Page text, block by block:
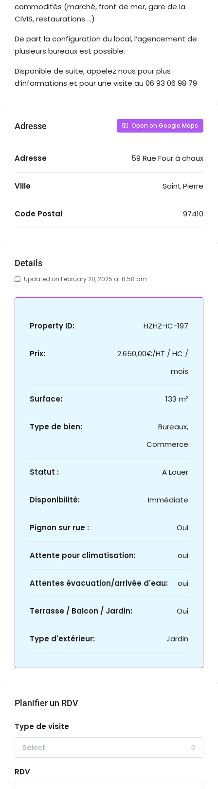
commodités (marché, front de mer, gare de la
CIVIS, restaurations …)
De part la configuration du local, l’agencement de
plusieurs bureaux est possible.
Disponible de suite, appelez nous pour plus
d’informations et pour une visite au 06 93 06 98 79
Adresse Open on Google Maps
Adresse 59 Rue Four à chaux
Ville Saint Pierre
Code Postal 97410
Details
Updated on February 20, 2025 at 8:58 am
Property ID: HZHZ-IC-197
Prix:
2.650,00€/HT / HC /
mois
Surface: 133 m²
Type de bien:
Bureaux,
Commerce
Statut : A Louer
Disponibilité: Immédiate
Pignon sur rue : Oui
Attente pour climatisation: oui
Attentes évacuation/arrivée d'eau: oui
Terrasse / Balcon / Jardin: Oui
Type d'extérieur: Jardin
Planifier un RDV
Type de visite
Select
RDV